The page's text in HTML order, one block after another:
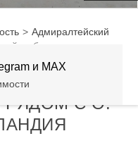
Адмиралтейский
работы рядом с о.
- ДОМ
РЯДОМ С О.
и MAX